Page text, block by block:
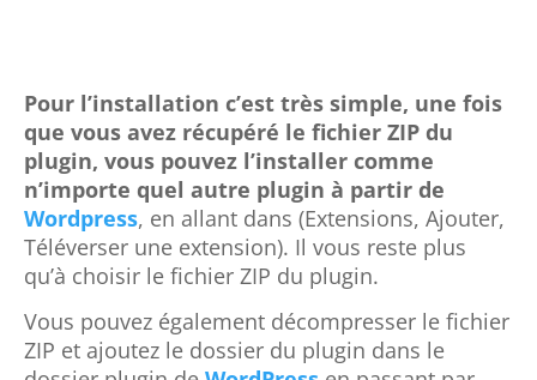
Pour l’installation c’est très simple, une fois
que vous avez récupéré le fichier ZIP du
plugin, vous pouvez l’installer comme
n’importe quel autre plugin à partir de
Wordpress, en allant dans (Extensions, Ajouter,
Téléverser une extension). Il vous reste plus
qu’à choisir le fichier ZIP du plugin.
Vous pouvez également décompresser le fichier
ZIP et ajoutez le dossier du plugin dans le